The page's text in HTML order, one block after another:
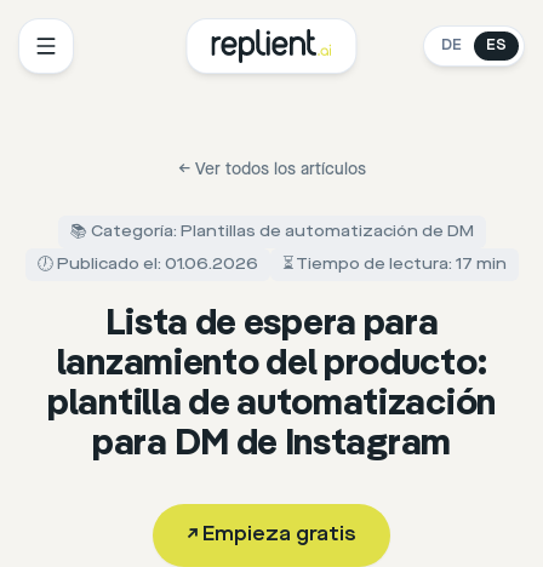
DE ES
← Ver todos los artículos
📚 Categoría: Plantillas de automatización de DM
🕖 Publicado el: 01.06.2026
⏳ Tiempo de lectura: 17 min
Lista de espera para
lanzamiento del producto:
plantilla de automatización
para DM de Instagram
↗ Empieza gratis